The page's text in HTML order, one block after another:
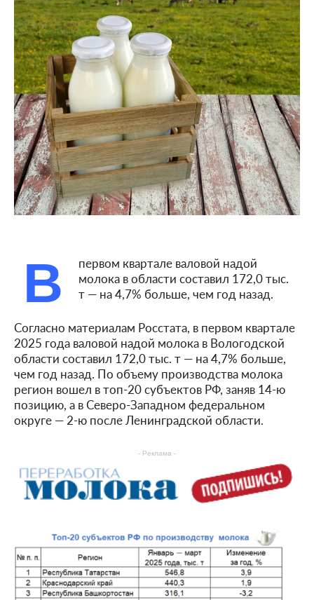
В
первом квартале валовой надой
молока в области составил 172,0 тыс.
т — на 4,7% больше, чем год назад.
Согласно материалам Росстата, в первом квартале
2025 года валовой надой молока в Вологодской
области составил 172,0 тыс. т — на 4,7% больше,
чем год назад. По объему производства молока
регион вошел в топ-20 субъектов РФ, заняв 14-ю
позицию, а в Северо-Западном федеральном
округе — 2-ю после Ленинградской области.
- Реклама -